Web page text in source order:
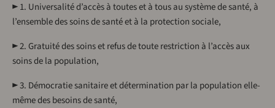
► 1. Universalité d’accès à toutes et à tous au système de santé, à
l’ensemble des soins de santé et à la protection sociale,
► 2. Gratuité des soins et refus de toute restriction à l’accès aux
soins de la population,
► 3. Démocratie sanitaire et détermination par la population elle-
même des besoins de santé,